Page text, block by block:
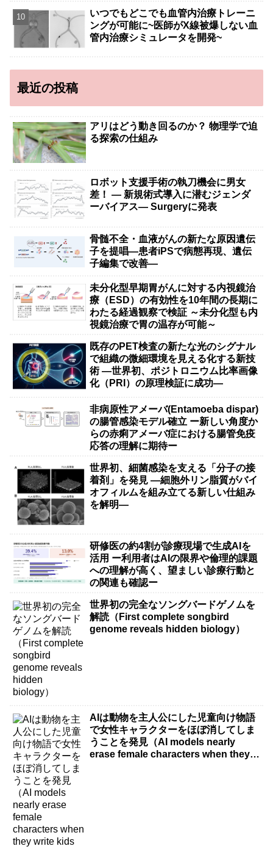
いつでもどこでも血管内治療トレーニ
ングが可能に~医師がX線被爆しない血
管内治療シミュレータを開発~
最近の投稿
アリはどう動き回るのか？ 物理学で迫
る探索の仕組み
ロボット支援手術の執刀機会に男女
差！ — 新規術式導入に潜むジェンダ
ーバイアス— Surgeryに発表
骨髄不全・血液がんの新たな原因遺伝
子を提唱―患者iPSで病態再現、遺伝
子編集で改善―
未分化型早期胃がんに対する内視鏡治
療（ESD）の有効性を10年間の長期に
わたる経過観察で検証 ～未分化型も内
視鏡治療で胃の温存が可能～
既存のPET検査の新たな光のシグナル
で組織の微細環境を見える化する新技
術 ―世界初、ポジトロニウム比率画像
化（PRI）の原理検証に成功―
非病原性アメーバ(Entamoeba dispar)
の腸管感染モデル確立 ー新しい角度か
らの赤痢アメーバ症における腸管免疫
応答の理解に期待ー
世界初、細菌感染を支える「分子の接
着剤」を発見 ―細胞外リン脂質がバイ
オフィルムを組み立てる新しい仕組み
を解明―
研修医の約4割が診療現場で生成AIを
活用 ー利用者はAIの限界や倫理的課題
への理解が高く、望ましい診療行動と
の関連も確認ー
世界初の完全なソングバードゲノムを
解読（First complete songbird
genome reveals hidden biology）
AIは動物を主人公にした児童向け物語
で女性キャラクターをほぼ消してしま
うことを発見（AI models nearly
erase female characters when they